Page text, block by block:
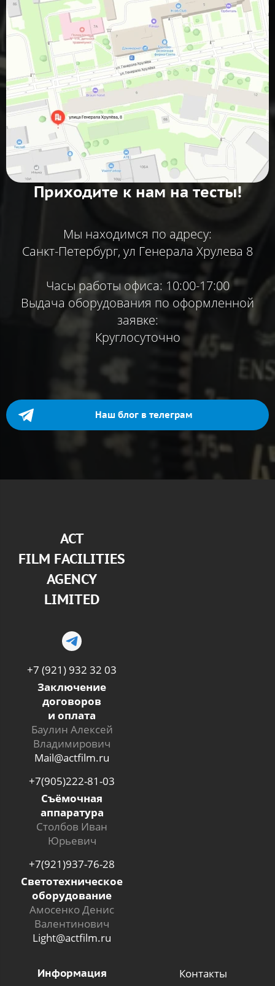
Приходите к нам на тесты!
Мы находимся по адресу:
Санкт-Петербург, ул Генерала Хрулева 8
Часы работы офиса: 10:00-17:00
Выдача оборудования по оформленной
заявке:
Круглосуточно
Наш блог в телеграм
АСТ
FILM FACILITIES
AGENCY
LIMITED
+7 (921) 932 32 03
Заключение
договоров
и оплата
Баулин Алексей
Владимирович
Mail@actfilm.ru
+7(905)222-81-03
Съёмочная
аппаратура
Столбов Иван
Юрьевич
+7(921)937-76-28
Светотехническое
оборудование
Амосенко Денис
Валентинович
Light@actfilm.ru
Информация
Контакты